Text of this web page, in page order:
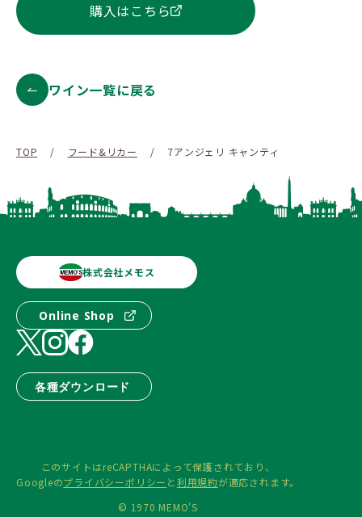
購入はこちら
ワイン一覧に戻る
TOP / フード&リカー / 7アンジェリ キャンティ
株式会社メモス
Online Shop
各種ダウンロード
このサイトはreCAPTHAによって保護されており、
Googleのプライバシーポリシー と利用規約が適応されます。
© 1970 MEMO'S